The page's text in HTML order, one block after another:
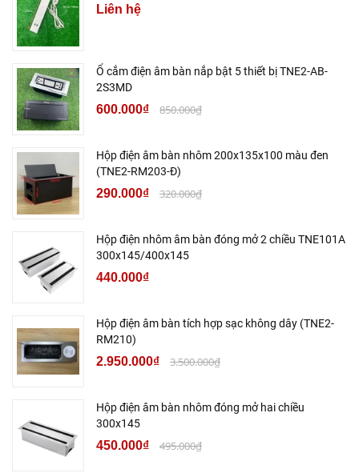
Liên hệ
Ổ cắm điện âm bàn nắp bật 5 thiết bị TNE2-AB-
2S3MD
600.000₫ 850.000₫
Hộp điện âm bàn nhôm 200x135x100 màu đen
(TNE2-RM203-Đ)
290.000₫ 320.000₫
Hộp điện nhôm âm bàn đóng mở 2 chiều TNE101A
300x145/400x145
440.000₫
Hộp điện âm bàn tích hợp sạc không dây (TNE2-
RM210)
2.950.000₫ 3.500.000₫
Hộp điện âm bàn nhôm đóng mở hai chiều
300x145
450.000₫ 495.000₫